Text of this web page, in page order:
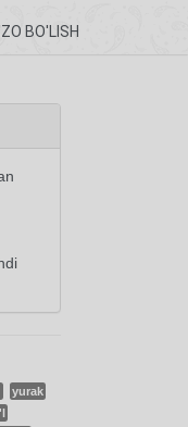
BO'LISH
yurak